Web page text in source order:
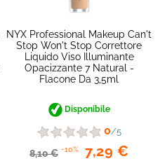
NYX Professional Makeup Can't
Stop Won't Stop Correttore
Liquido Viso Illuminante
Opacizzante 7 Natural -
Flacone Da 3,5ml
Disponibile
0/5
8,10 € -10% 7,29 €